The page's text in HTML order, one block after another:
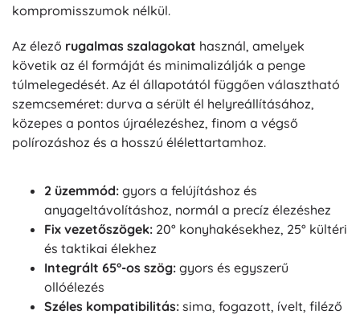
kompromisszumok nélkül.
Az élező rugalmas szalagokat használ, amelyek
követik az él formáját és minimalizálják a penge
túlmelegedését. Az él állapotától függően választható
szemcseméret: durva a sérült él helyreállításához,
közepes a pontos újraélezéshez, finom a végső
polírozáshoz és a hosszú élélettartamhoz.
2 üzemmód: gyors a felújításhoz és
anyageltávolításhoz, normál a precíz élezéshez
Fix vezetőszögek: 20° konyhakésekhez, 25° kültéri
és taktikai élekhez
Integrált 65°-os szög: gyors és egyszerű
ollóélezés
Széles kompatibilitás: sima, fogazott, ívelt, filéző